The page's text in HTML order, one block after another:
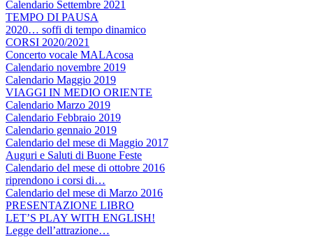
Calendario Settembre 2021
TEMPO DI PAUSA
2020… soffi di tempo dinamico
CORSI 2020/2021
Concerto vocale MALAcosa
Calendario novembre 2019
Calendario Maggio 2019
VIAGGI IN MEDIO ORIENTE
Calendario Marzo 2019
Calendario Febbraio 2019
Calendario gennaio 2019
Calendario del mese di Maggio 2017
Auguri e Saluti di Buone Feste
Calendario del mese di ottobre 2016
riprendono i corsi di…
Calendario del mese di Marzo 2016
PRESENTAZIONE LIBRO
LET’S PLAY WITH ENGLISH!
Legge dell’attrazione…